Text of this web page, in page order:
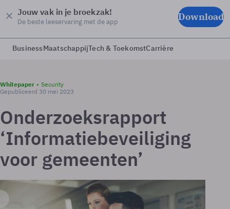
Jouw vak in je broekzak!
De beste leeservaring met de app Download
BusinessMaatschappijTech & ToekomstCarrière
Whitepaper
Security
Gepubliceerd 30 mei 2023
Onderzoeksrapport
‘Informatiebeveiliging
voor gemeenten’